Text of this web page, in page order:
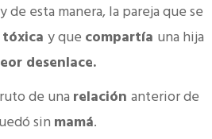
de esta manera, la pareja que se
tóxica y que compartía una hija
desenlace.
de una relación anterior de
sin mamá.